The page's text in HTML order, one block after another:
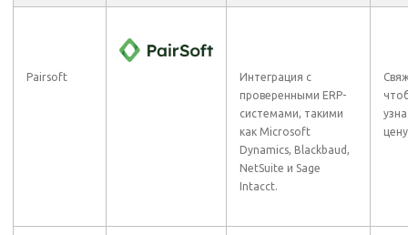
Pairsoft
Интеграция с
проверенными ERP-
системами, такими
как Microsoft
Dynamics, Blackbaud,
NetSuite и Sage
Intacct.